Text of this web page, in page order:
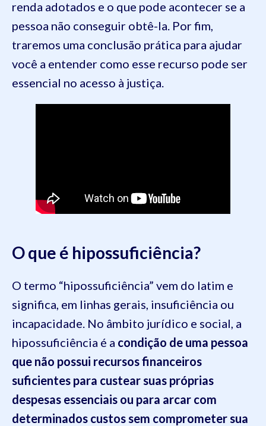
renda adotados e o que pode acontecer se a
pessoa não conseguir obtê-la. Por fim,
traremos uma conclusão prática para ajudar
você a entender como esse recurso pode ser
essencial no acesso à justiça.
O que é hipossuficiência?
O termo “hipossuficiência” vem do latim e
significa, em linhas gerais, insuficiência ou
incapacidade. No âmbito jurídico e social, a
hipossuficiência é a condição de uma pessoa
que não possui recursos financeiros
suficientes para custear suas próprias
despesas essenciais ou para arcar com
determinados custos sem comprometer sua